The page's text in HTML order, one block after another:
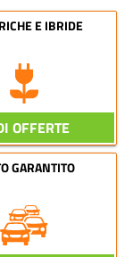
E IBRIDE
OFFERTE
GARANTITO